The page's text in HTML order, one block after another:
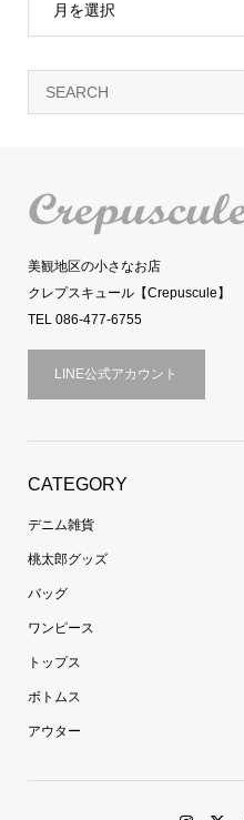
月を選択
美観地区の小さなお店
クレプスキュール【Crepuscule】
TEL 086-477-6755
LINE公式アカウント
CATEGORY
デニム雑貨
桃太郎グッズ
バッグ
ワンピース
トップス
ボトムス
アウター